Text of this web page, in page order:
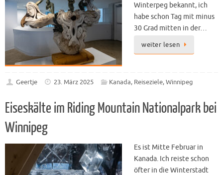
Winterpeg bekannt, ich
habe schon Tag mit minus
30 Grad mitten in der…
weiter lesen
Geertje 23. März 2025 Kanada, Reiseziele,Winnipeg
Eiseskälte im Riding Mountain Nationalpark bei
Winnipeg
Es ist Mitte Februar in
Kanada. Ich reiste schon
öfter in die Winterstadt